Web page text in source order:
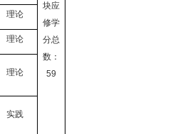
块应
修学
分总
数：
59
理论
理论
理论
实践